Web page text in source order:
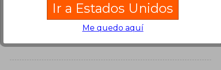
¿Tienes una pregunta sobre el libro?
para poder agregar tu propia pregunta.
Ir a Estados Unidos
Me quedo aquí